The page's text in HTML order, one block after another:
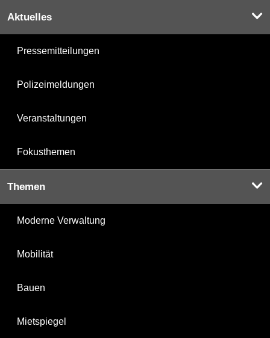
Aktuelles
Pressemitteilungen
Polizeimeldungen
Veranstaltungen
Fokusthemen
Themen
Moderne Verwaltung
Mobilität
Bauen
Mietspiegel